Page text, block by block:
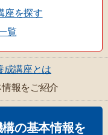
座を探す
覧
成講座とは
報をご紹介